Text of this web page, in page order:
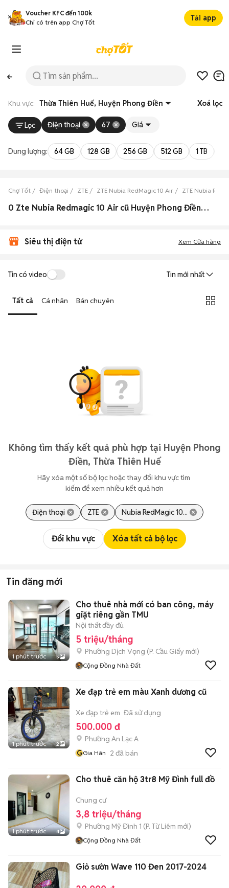
Voucher KFC đến 100k
Chỉ có trên app Chợ Tốt
Tải app
Khu vực: Thừa Thiên Huế, Huyện Phong Điền Xoá lọc
Lọc Điện thoại 67 Giá
Dung lượng: 64 GB 128 GB 256 GB 512 GB 1 TB
Chợ Tốt Điện thoại ZTE ZTE Nubia RedMagic 10 Air ZTE Nubia
0 Zte Nubia Redmagic 10 Air cũ Huyện Phong Điền, Thừa Thiên Huế đẹp
Siêu thị điện tử Xem Cửa hàng
Tin có video Tin mới nhất
Tất cả Cá nhân Bán chuyên
Không tìm thấy kết quả phù hợp tại Huyện Phong
Điền, Thừa Thiên Huế
Hãy xóa một số bộ lọc hoặc thay đổi khu vực tìm
kiếm để xem nhiều kết quả hơn
Điện thoại ZTE Nubia RedMagic 10...
Đổi khu vực Xóa tất cả bộ lọc
Tin đăng mới
1 phút trước 5
Cho thuê nhà mới có ban công, máy
giặt riêng gần TMU
Nội thất đầy đủ
5 triệu/tháng
Phường Dịch Vọng (P. Cầu Giấy mới)
Cộng Đồng Nhà Đất
1 phút trước 2
Xe đạp trẻ em màu Xanh dương cũ
Xe đạp trẻ em Đã sử dụng
500.000 đ
Phường An Lạc A
GGia Hân 2 đã bán
1 phút trước 4
Cho thuê căn hộ 3tr8 Mỹ Đình full đồ
Chung cư
3,8 triệu/tháng
Phường Mỹ Đình 1 (P. Từ Liêm mới)
Cộng Đồng Nhà Đất
Giỏ sườn Wave 110 Đen 2017-2024